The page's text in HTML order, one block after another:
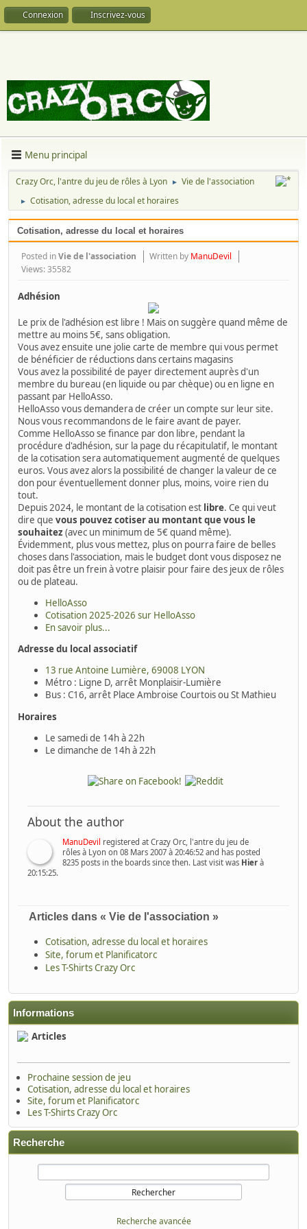
Connexion Inscrivez-vous
Menu principal
Crazy Orc, l'antre du jeu de rôles à Lyon ► Vie de l'association
► Cotisation, adresse du local et horaires
Informations
Articles
Prochaine session de jeu
Cotisation, adresse du local et horaires
Site, forum et Planificatorc
Les T-Shirts Crazy Orc
Recherche
Recherche avancée
Cotisation, adresse du local et horaires
Posted inVie de l'association Written by ManuDevil
Views: 35582
Adhésion
Le prix de l'adhésion est libre ! Mais on suggère quand même de
mettre au moins 5€, sans obligation.
Vous avez ensuite une jolie carte de membre qui vous permet
de bénéficier de réductions dans certains magasins
Vous avez la possibilité de payer directement auprès d'un
membre du bureau (en liquide ou par chèque) ou en ligne en
passant par HelloAsso.
HelloAsso vous demandera de créer un compte sur leur site.
Nous vous recommandons de le faire avant de payer.
Comme HelloAsso se finance par don libre, pendant la
procédure d'adhésion, sur la page du récapitulatif, le montant
de la cotisation sera automatiquement augmenté de quelques
euros. Vous avez alors la possibilité de changer la valeur de ce
don pour éventuellement donner plus, moins, voire rien du
tout.
Depuis 2024, le montant de la cotisation est libre. Ce qui veut
dire quevous pouvez cotiser au montant que vous le
souhaitez (avec un minimum de 5€ quand même).
Évidemment, plus vous mettez, plus on pourra faire de belles
choses dans l'association, mais le budget dont vous disposez ne
doit pas être un frein à votre plaisir pour faire des jeux de rôles
ou de plateau.
HelloAsso
Cotisation 2025-2026 sur HelloAsso
En savoir plus...
Adresse du local associatif
13 rue Antoine Lumière, 69008 LYON
Métro : Ligne D, arrêt Monplaisir-Lumière
Bus : C16, arrêt Place Ambroise Courtois ou St Mathieu
Horaires
Le samedi de 14h à 22h
Le dimanche de 14h à 22h
About the author
ManuDevil registered at Crazy Orc, l'antre du jeu de
rôles à Lyon on 08 Mars 2007 à 20:46:52 and has posted
8235 posts in the boards since then. Last visit was Hier à
20:15:25.
Articles dans « Vie de l'association »
Cotisation, adresse du local et horaires
Site, forum et Planificatorc
Les T-Shirts Crazy Orc